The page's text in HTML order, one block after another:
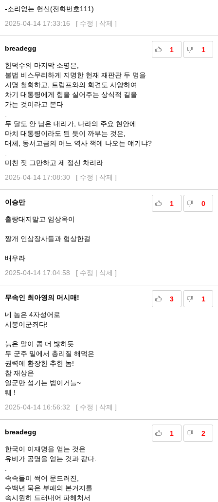
-소리없는 헌신(전화번호111)
2025-04-14 17:33:16 [ 수정 | 삭제 ]
1 1
breadegg
한덕수의 마지막 소명은,
불법 비스무리하게 지명한 헌재 재판관 두 명을
지명 철회하고, 트럼프와의 회견도 사양하여
차기 대통령에게 힘을 실어주는 상식적 길을
가는 것이라고 본다
두 달도 안 남은 대리가, 나라의 주요 현안에
마치 대통령이라도 된 듯이 까부는 것은,
대체, 동서고금의 어느 역사 책에 나오는 얘기냐?
미친 짓 그만하고 제 정신 차리라
2025-04-14 17:08:30 [ 수정 | 삭제 ]
1 0
이승만
촐랑대지말고 임상옥이
짱개 인삼장사들과 협상한걸
배우라
2025-04-14 17:04:58 [ 수정 | 삭제 ]
3 1
무속인 최아영의 머시매!
네 놈은 4자성어로
시봉이군죄다!
늙은 말이 콩 더 밣히듯
두 군주 밑에서 총리질 해먹은
권력에 환장한 추한 놈!
참 재상은
일군만 섬기는 법이거늘~
퉤 !
2025-04-14 16:56:32 [ 수정 | 삭제 ]
1 2
breadegg
한국이 이재명을 얻는 것은
유비가 공명을 얻는 것과 같다.
속속들이 썩어 문드러진,
수백년 묵은 부패의 본거지를
속시원히 드러내어 파헤처서